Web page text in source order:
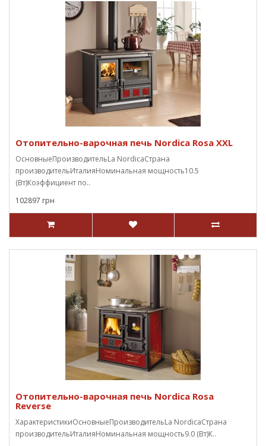
Отопительно-варочная печь Nordica Rosa XXL
ОсновныеПроизводительLa NordicaСтрана
производительИталияНоминальная мощность10.5
(Вт)Коэффициент по..
102897 грн
Отопительно-варочная печь Nordica Rosa
Reverse
ХарактеристикиОсновныеПроизводительLa NordicaСтрана
производительИталияНоминальная мощность9.0 (Вт)К..